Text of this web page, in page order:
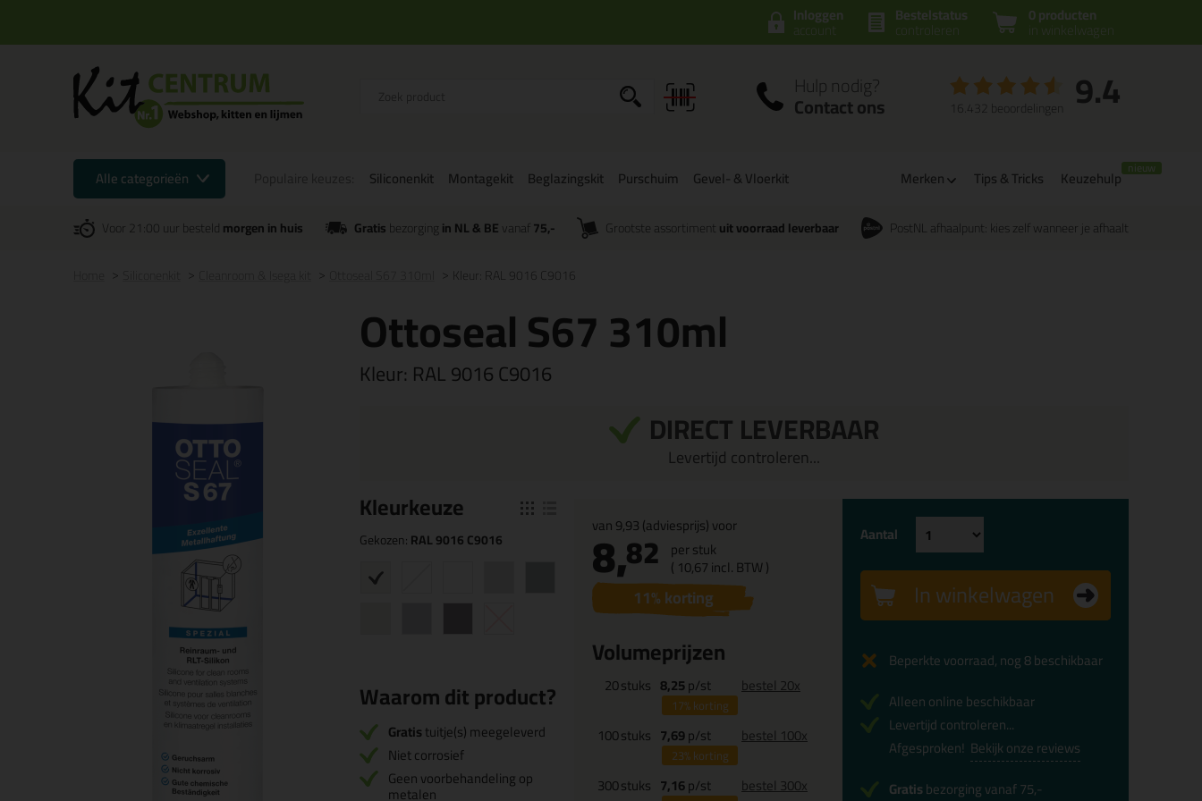
0 producten
in winkelwagen
Bestelstatus
controleren
Inloggen
account
Hulp nodig?
Contact ons 9.4
16.432 beoordelingen
Alle categorieën Siliconenkit Montagekit Beglazingskit Purschuim Gevel- & Vloerkit Merken Tips & Tricks Keuzehulp
Voor 21:00 uur besteldmorgen in huis Gratisbezorgingin NL & BEvanaf 75,- Grootste assortiment uit voorraad leverbaar PostNL afhaalpunt: kies zelf wanneer je afhaalt
Kleur: RAL 9016 C9016
Ottoseal S67 310ml
Kleur: RAL 9016 C9016
DIRECT LEVERBAAR
Levertijd controleren...
Kleurkeuze
Gekozen:RAL 9016 C9016
Waarom dit product?
Gratistuitje(s) meegeleverd
Niet corrosief
Geen voorbehandeling op
metalen
van9,93(adviesprijs) voor
8,82 per stuk
( 10,67incl. BTW )
11% korting
Volumeprijzen
20stuks 8,25p/st
17%korting
bestel 20x
100stuks 7,69p/st
23%korting
bestel 100x
300stuks 7,16p/st bestel 300x
Aantal
In winkelwagen
Beperkte voorraad, nog 8 beschikbaar
Alleen online beschikbaar
Levertijd controleren...
Afgesproken! Bekijk onze reviews
Gratisbezorging vanaf 75,-